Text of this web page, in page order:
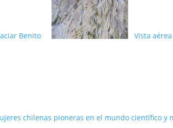
Benito Vista
chilenas pioneras en el mundo científico y